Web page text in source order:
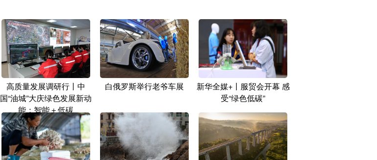
高质量发展调研行丨中
国“油城”大庆绿色发展新动
能：智能＋低碳
白俄罗斯举行老爷车展
新华全媒+丨服贸会开幕 感
受“绿色低碳”